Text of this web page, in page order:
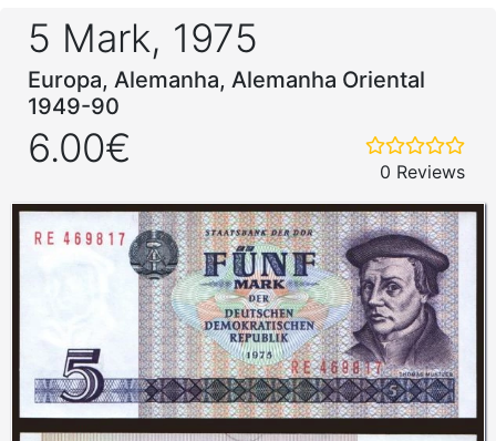
5 Mark, 1975
Europa, Alemanha, Alemanha Oriental
1949-90
6.00€
0 Reviews